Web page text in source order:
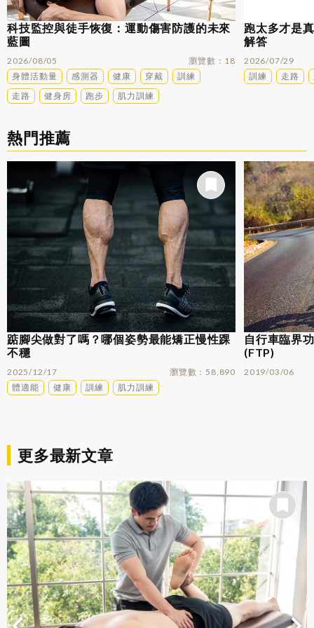
科技監控與徒手恢復：運動傷害防護的未來
藍圖
2026/08/05 瀏覽數
18
身體活動量
感測器 健康 穿戴
訓練
走路
健身房 跑步 肌力訓練
跑太多才是
解答
2026/07/29
訓練
走路
熱門推薦
踮腳尖做對了嗎？哪個姿勢最能矯正慢性踝
不穩
2025/12/17 瀏覽數
58,890
體適能
健康 訓練 肌力訓練
自行車臨界
(FTP)
2019/03/06
更多最新文章